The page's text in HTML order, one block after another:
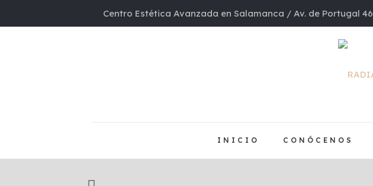
Centro Estética Avanzada en Salamanca / Av. de Portugal 46
INICIO CONÓCENOS